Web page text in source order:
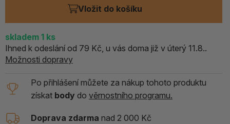
Vložit do košíku
skladem 1 ks
Ihned k odeslání od 79 Kč, u vás doma již v úterý 11.8..
Možnosti dopravy
Po přihlášení můžete za nákup tohoto produktu
získat body do věrnostního programu.
Doprava zdarma nad 2 000 Kč